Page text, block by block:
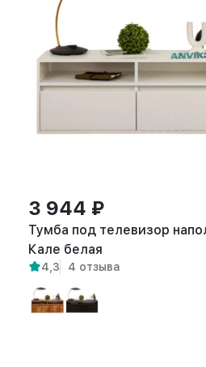
3 944 ₽
Тумба под телевизор
Кале белая
4,3 4 отзыва